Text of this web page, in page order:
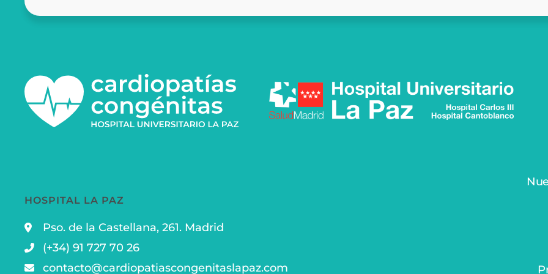
HOSPITAL LA PAZ
Pso. de la Castellana, 261. Madrid
(+34) 91 727 70 26
contacto@cardiopatiascongenitaslapaz.com